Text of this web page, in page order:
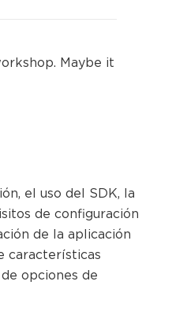
Maybe it
el uso del SDK, la
de configuración
de la aplicación
características
opciones de